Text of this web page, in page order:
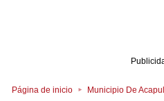
Página de inicio Municipio De